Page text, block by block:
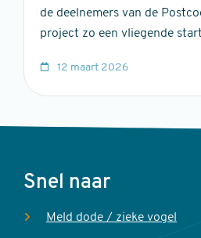
de deelnemers van de
project zo een vliegende
12 maart 2026
Voet
Snel naar
Meld dode / zieke vogel